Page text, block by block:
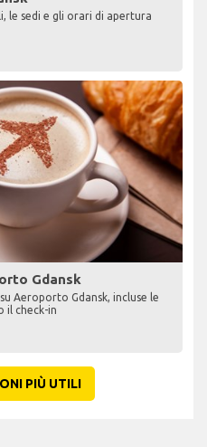
le sedi e gli orari di apertura
Gdansk
Aeroporto Gdansk, incluse le
il check-in
PIÙ UTILI